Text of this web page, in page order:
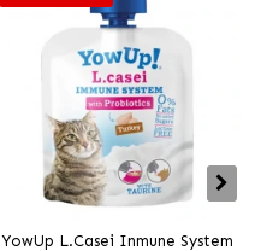
YowUp L.Casei Inmune System